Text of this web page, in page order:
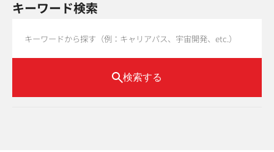
キーワード検索
検索する